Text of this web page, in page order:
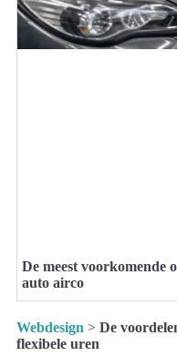
De meest voorkomende
auto airco
Webdesign > De
flexibele uren